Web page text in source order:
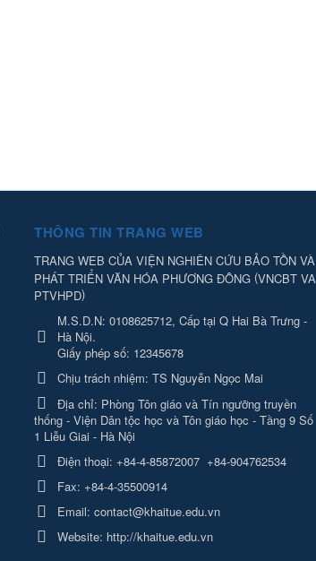
THÔNG TIN TRANG WEB
TRANG WEB CỦA VIỆN NGHIÊN CỨU BẢO TỒN VÀ
PHÁT TRIỂN VĂN HÓA PHƯƠNG ĐÔNG (VNCBT VA
PTVHPD)
M.S.D.N: 0108625712, Cấp tại Q Hai Bà Trưng -
Hà Nội.
Giấy phép số: 12345678
Chịu trách nhiệm: TS Nguyễn Ngọc Mai
Địa chỉ: Phòng Tôn giáo và Tín ngưỡng truyền
thống - Viện Dân tộc học và Tôn giáo học - Tầng 9 Số
1 Liễu Giai - Hà Nội
Điện thoại: +84-4-85872007 +84-904762534
Fax: +84-4-35500914
Email: contact@khaitue.edu.vn
Website: http://khaitue.edu.vn